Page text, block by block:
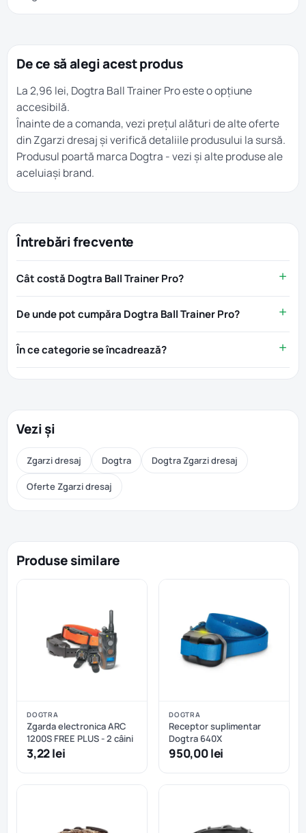
De ce să alegi acest produs
La 2,96 lei, Dogtra Ball Trainer Pro este o opțiune
accesibilă.
Înainte de a comanda, vezi prețul alături de alte oferte
dinZgarzi dresaj și verifică detaliile produsului la sursă.
Produsul poartă marca Dogtra - vezi și alte produse ale
aceluiași brand.
Întrebări frecvente
Cât costă Dogtra Ball Trainer Pro?
De unde pot cumpăra Dogtra Ball Trainer Pro?
În ce categorie se încadrează?
Vezi și
Zgarzi dresaj Dogtra Dogtra Zgarzi dresaj
Oferte Zgarzi dresaj
Produse similare
DOGTRA
Zgarda electronica ARC
1200S FREE PLUS - 2 câini
3,22 lei
DOGTRA
Receptor suplimentar
Dogtra 640X
950,00 lei